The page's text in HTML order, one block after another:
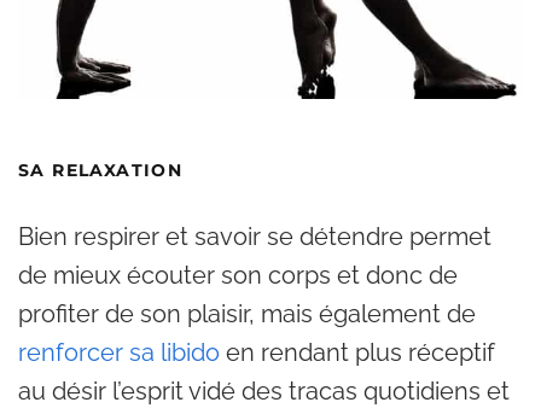
SA RELAXATION
Bien respirer et savoir se détendre permet
de mieux écouter son corps et donc de
profiter de son plaisir, mais également de
renforcer sa libido en rendant plus réceptif
au désir l’esprit vidé des tracas quotidiens et